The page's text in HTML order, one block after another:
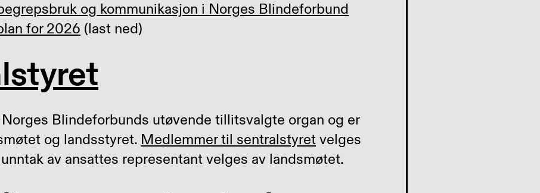
og kommunikasjon i Norges Blindeforbund
for 2026 (last ned)
Blindeforbunds utøvende tillitsvalgte organ og er
og landsstyret. Medlemmer til sentralstyret velges
av ansattes representant velges av landsmøtet.